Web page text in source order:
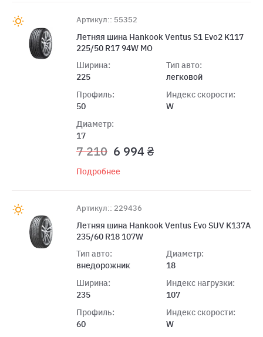
Артикул:: 55352
Летняя шина Hankook Ventus S1 Evo2 K117
225/50 R17 94W MO
Ширина:
225
Профиль:
50
Диаметр:
17
Тип авто:
легковой
Индекс скорости:
W
7 210 6 994 ₴
Подробнее
Артикул:: 229436
Летняя шина Hankook Ventus Evo SUV K137A
235/60 R18 107W
Тип авто:
внедорожник
Ширина:
235
Профиль:
60
Диаметр:
18
Индекс нагрузки:
107
Индекс скорости:
W